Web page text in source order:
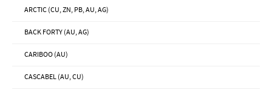
ARCTIC (CU, ZN, PB, AU, AG)
BACK FORTY (AU, AG)
CARIBOO (AU)
CASCABEL (AU, CU)